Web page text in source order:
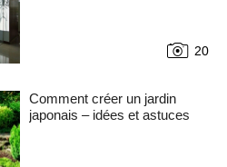
20
Comment créer un jardin
japonais – idées et astuces